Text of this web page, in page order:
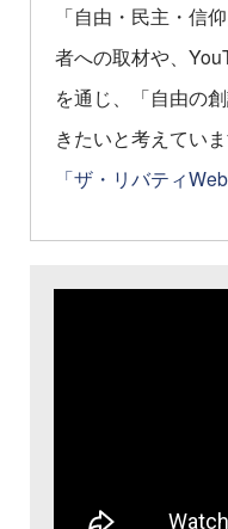
「自由・民主・信
者への取材や、
を通じ、「自由の
きたいと考えていま
「ザ・リバティ